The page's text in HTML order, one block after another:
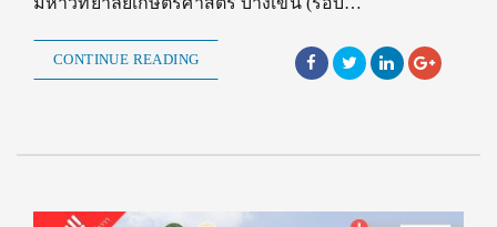
CONTINUE READING